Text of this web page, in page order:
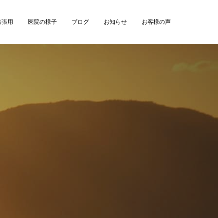
用 医院の様子 ブログ お知らせ お客様の声